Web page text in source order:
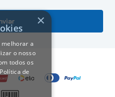
×
melhorar a
o nosso
todos os
de